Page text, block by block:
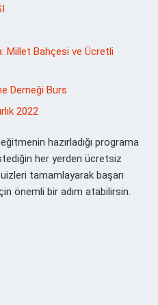
Millet Bahçesi ve Ücretli
Derneği Burs
2022
hazırladığı programa
her yerden ücretsiz
tamamlayarak başarı
önemli bir adım atabilirsin.